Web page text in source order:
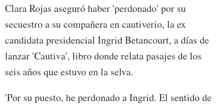
Clara Rojas aseguró haber 'perdonado' por su
secuestro a su compañera en cautiverio, la ex
candidata presidencial Ingrid Betancourt, a días de
lanzar 'Cautiva', libro donde relata pasajes de los
seis años que estuvo en la selva.
'Por su puesto, he perdonado a Ingrid. El sentido de